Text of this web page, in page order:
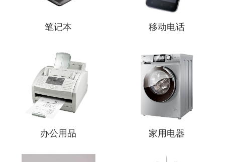
笔记本 移动电话
办公用品 家用电器